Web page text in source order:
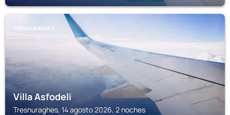
TRESNURAGHES
Villa Asfodeli
Tresnuraghes, 14 agosto 2026, 2 noches